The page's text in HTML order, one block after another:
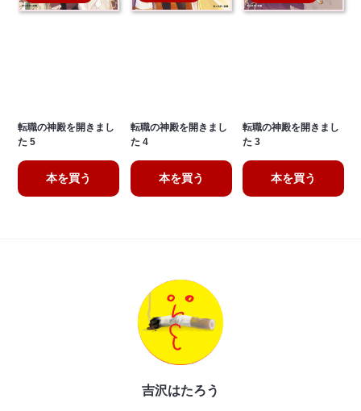
転職の神殿を開きまし
た 5
本を買う
転職の神殿を開きまし
た 4
本を買う
転職の神殿を開きまし
た 3
本を買う
吉沢はたろう